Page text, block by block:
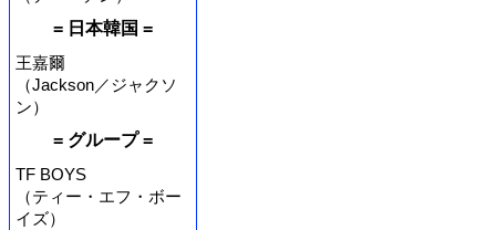
= 日本韓国 =
王嘉爾
（Jackson／ジャクソ
ン）
= グループ =
TF BOYS
（ティー・エフ・ボー
イズ）